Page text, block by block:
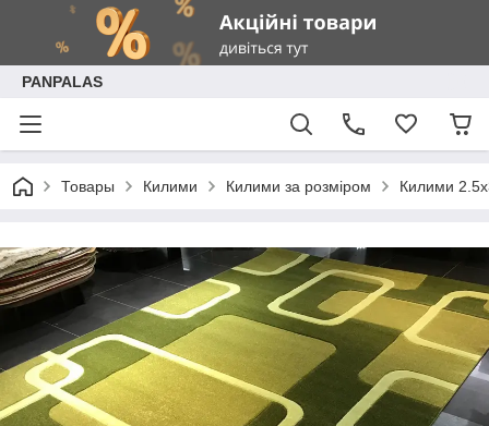
PANPALAS
Товары Килими Килими за розміром Килими